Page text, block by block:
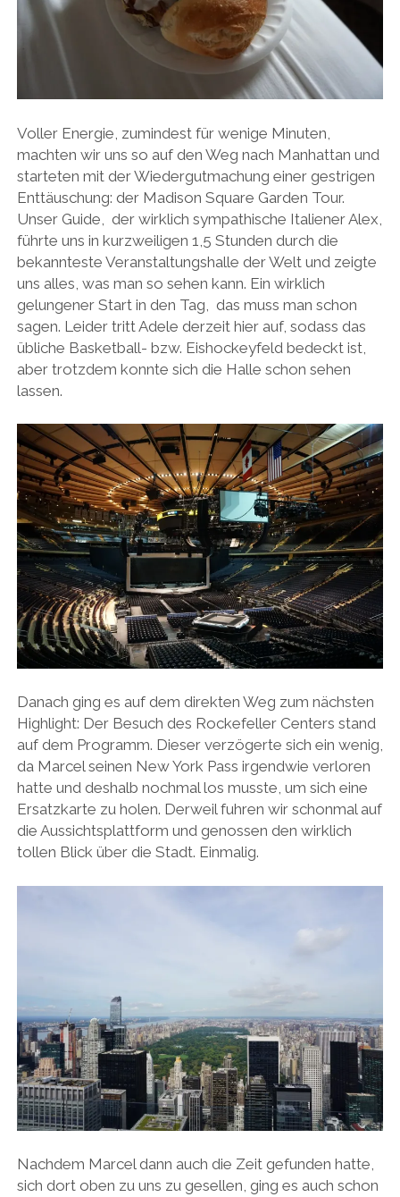
Voller Energie, zumindest für wenige Minuten,
machten wir uns so auf den Weg nach Manhattan und
starteten mit der Wiedergutmachung einer gestrigen
Enttäuschung: der Madison Square Garden Tour.
Unser Guide, der wirklich sympathische Italiener Alex,
führte uns in kurzweiligen 1,5 Stunden durch die
bekannteste Veranstaltungshalle der Welt und zeigte
uns alles, was man so sehen kann. Ein wirklich
gelungener Start in den Tag, das muss man schon
sagen. Leider tritt Adele derzeit hier auf, sodass das
übliche Basketball- bzw. Eishockeyfeld bedeckt ist,
aber trotzdem konnte sich die Halle schon sehen
lassen.
Danach ging es auf dem direkten Weg zum nächsten
Highlight: Der Besuch des Rockefeller Centers stand
auf dem Programm. Dieser verzögerte sich ein wenig,
da Marcel seinen New York Pass irgendwie verloren
hatte und deshalb nochmal los musste, um sich eine
Ersatzkarte zu holen. Derweil fuhren wir schonmal auf
die Aussichtsplattform und genossen den wirklich
tollen Blick über die Stadt. Einmalig.
Nachdem Marcel dann auch die Zeit gefunden hatte,
sich dort oben zu uns zu gesellen, ging es auch schon